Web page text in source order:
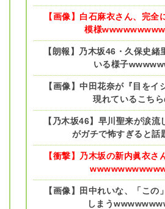
【画像】白石麻衣さん、完全
模様
【朗報】乃木坂46・久保史
いる様子
【画像】中田花奈が『目をイ
現れているこち
【乃木坂46】早川聖来が涙
がガチで怖すぎると
【衝撃】乃木坂の新内眞衣さ
【画像】田中れいな、「この
しまう